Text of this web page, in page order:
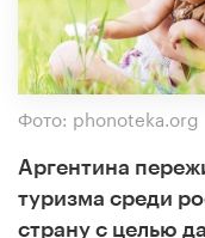
Фото: phonoteka.org
Аргентина
туризма среди
страну с целью